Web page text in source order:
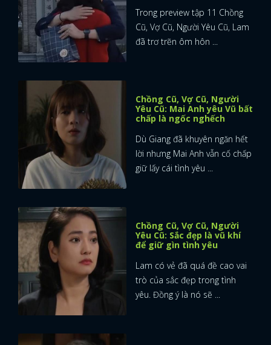
Trong preview tập 11 Chồng
Cũ, Vợ Cũ, Người Yêu Cũ, Lam
đã trơ trẽn ôm hôn ...
Chồng Cũ, Vợ Cũ, Người
Yêu Cũ: Mai Anh yêu Vũ bất
chấp là ngốc nghếch
Dù Giang đã khuyên ngăn hết
lời nhưng Mai Anh vẫn cố chấp
giữ lấy cái tình yêu ...
Chồng Cũ, Vợ Cũ, Người
Yêu Cũ: Sắc đẹp là vũ khí
để giữ gìn tình yêu
Lam có vẻ đã quá đề cao vai
trò của sắc đẹp trong tình
yêu. Đồng ý là nó sẽ ...